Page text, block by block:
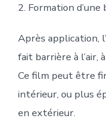
2. Formation d’une
Après application,
fait barrière à l’air,
Ce film peut être
intérieur, ou plus
en extérieur.